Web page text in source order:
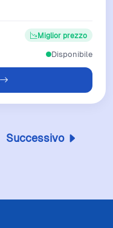
Miglior prezzo
Disponibile
Successivo